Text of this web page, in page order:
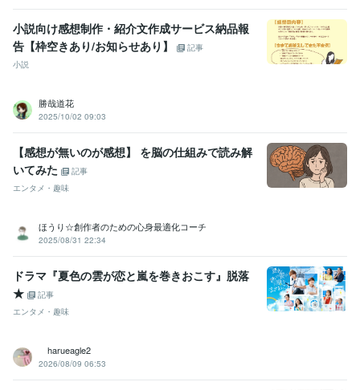
小説向け感想制作・紹介文作成サービス納品報
告【枠空きあり/お知らせあり】
記事
小説
勝哉道花
2025/10/02 09:03
【感想が無いのが感想】 を脳の仕組みで読み解
いてみた
記事
エンタメ・趣味
ほうり☆創作者のための心身最適化コーチ
2025/08/31 22:34
ドラマ『夏色の雲が恋と嵐を巻きおこす』脱落
★
記事
エンタメ・趣味
harueagle2
2026/08/09 06:53